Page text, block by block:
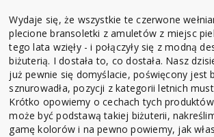
Wydaje się, że wszystkie te czerwone
plecione bransoletki z amuletów z miejsc
tego lata wzięły - i połączyły się z modną
biżuterią. I dostała to, co dostała. Nasz
już pewnie się domyślacie, poświęcony jest
sznurowadła, pozycji z kategorii letnich
Krótko opowiemy o cechach tych
może być podstawą takiej biżuterii,
gamę kolorów i na pewno powiemy, jak